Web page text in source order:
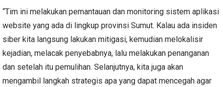
“Tim ini melakukan pemantauan dan monitoring sistem aplikasi
website yang ada di lingkup provinsi Sumut. Kalau ada insiden
siber kita langsung lakukan mitigasi, kemudian melokalisir
kejadian, melacak penyebabnya, lalu melakukan penanganan
dan setelah itu pemulihan. Selanjutnya, kita juga akan
mengambil langkah strategis apa yang dapat mencegah agar